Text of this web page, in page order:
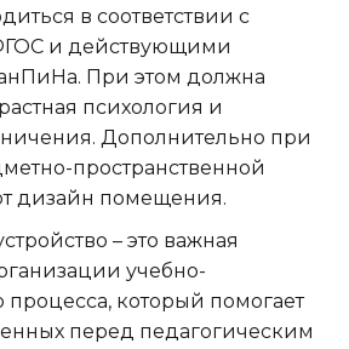
в соответствии с
и действующими
При этом должна
психология и
Дополнительно при
пространственной
дизайн помещения.
– это важная
учебно-
процесса, который помогает
перед педагогическим